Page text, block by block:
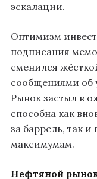
эскалации.
Оптимизм
подписания
сменился
сообщениями об
Рынок застыл в
способна как
за баррель, так и
максимумам.
Нефтяной